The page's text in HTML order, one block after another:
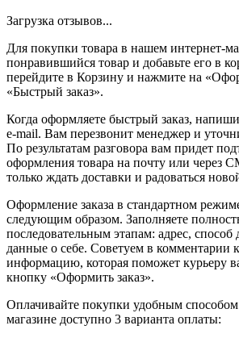
Загрузка отзывов...
Для покупки товара в нашем интернет-
понравившийся товар и добавьте его в
перейдите в Корзину и нажмите на
«Быстрый заказ».
Когда оформляете быстрый заказ,
e-mail. Вам перезвонит менеджер и
По результатам разговора вам придет
оформления товара на почту или через
только ждать доставки и радоваться
Оформление заказа в стандартном
следующим образом. Заполняете
последовательным этапам: адрес, способ
данные о себе. Советуем в комментарии к
информацию, которая поможет курьеру
кнопку «Оформить заказ».
Оплачивайте покупки удобным
магазине доступно 3 варианта оплаты: